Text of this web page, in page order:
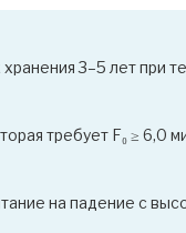
3–5 лет при
требует F₀ ≥ 6,0
на падение с